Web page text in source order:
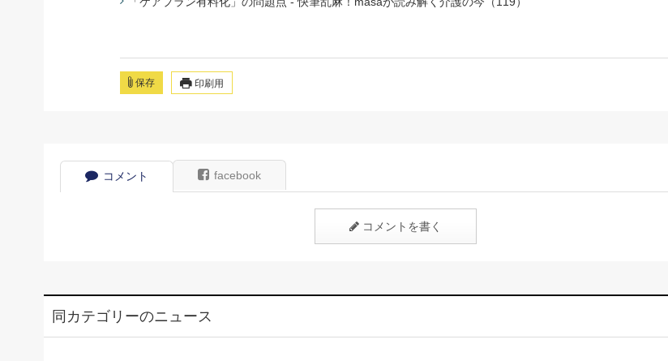
保存 印刷用
コメント facebook
コメントを書く
同カテゴリーのニュース